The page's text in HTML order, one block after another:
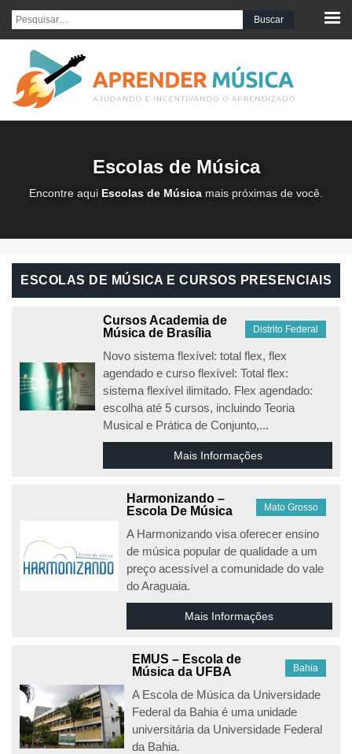
Pesquisar por:
Escolas de Música
Encontre aqui Escolas de Música mais próximas de você.
ESCOLAS DE MÚSICA E CURSOS PRESENCIAIS
Distrito Federal
Cursos Academia de
Música de Brasília
Novo sistema flexível: total flex, flex
agendado e curso flexível: Total flex:
sistema flexível ilimitado. Flex agendado:
escolha até 5 cursos, incluindo Teoria
Musical e Prática de Conjunto,...
Mais Informações
Mato Grosso
Harmonizando –
Escola De Música
A Harmonizando visa oferecer ensino
de música popular de qualidade a um
preço acessível a comunidade do vale
do Araguaia.
Mais Informações
Bahia
EMUS – Escola de
Música da UFBA
A Escola de Música da Universidade
Federal da Bahia é uma unidade
universitária da Universidade Federal
da Bahia.